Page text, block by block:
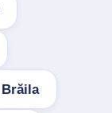
Brăila